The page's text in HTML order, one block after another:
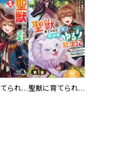
聖獣に育てられた少年の異世界ゆるり放浪記～神様からもらったチート魔法で、仲間たちとスローライフを満喫中～ 聖獣に育てられた少年の異世界ゆるり放浪記～神様からもらったチート魔法で、仲間たちとスローライフを満喫中～【分冊版】